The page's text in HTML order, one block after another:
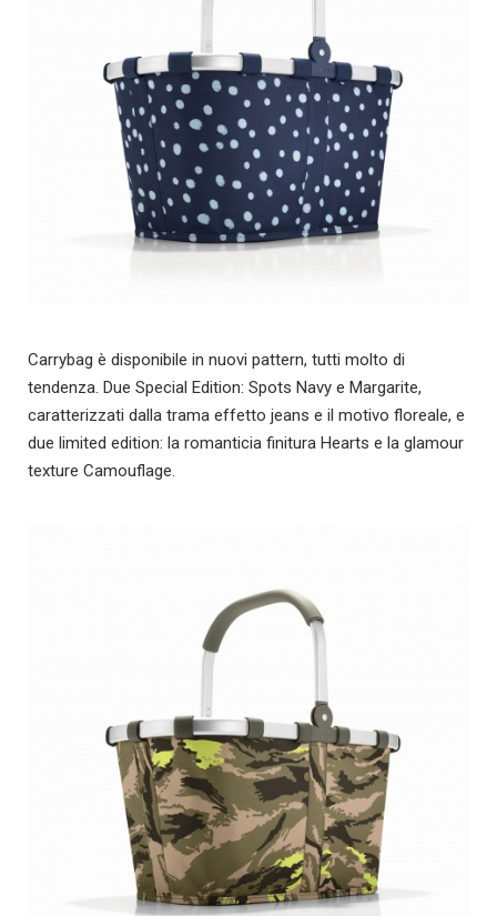
Carrybag è disponibile in nuovi pattern, tutti molto di
tendenza. Due Special Edition: Spots Navy e Margarite,
caratterizzati dalla trama effetto jeans e il motivo floreale, e
due limited edition: la romanticia finitura Hearts e la glamour
texture Camouflage.